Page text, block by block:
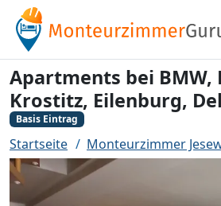
Apartments bei BMW,
Krostitz, Eilenburg,
Basis Eintrag
Startseite Monteurzimmer